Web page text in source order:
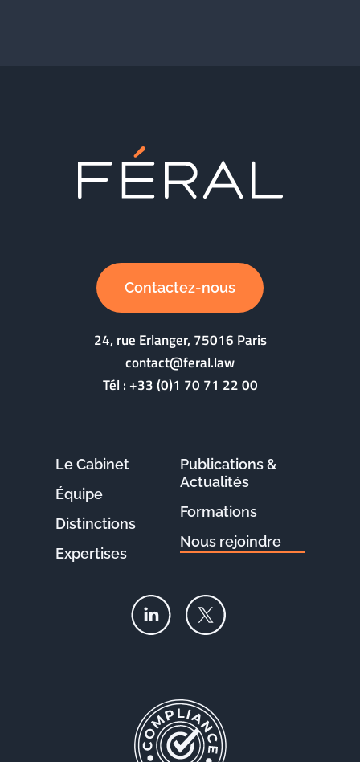
Contactez-nous
24, rue Erlanger, 75016 Paris
contact@feral.law
Tél :+33 (0)1 70 71 22 00
Le Cabinet
Équipe
Distinctions
Expertises
Publications &
Actualités
Formations
Nous rejoindre